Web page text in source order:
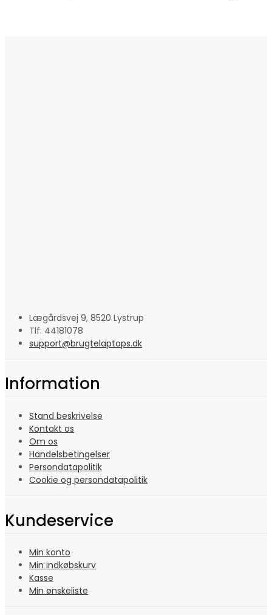
Lægårdsvej 9, 8520 Lystrup
Tlf: 44181078
support@brugtelaptops.dk
Information
Stand beskrivelse
Kontakt os
Om os
Handelsbetingelser
Persondatapolitik
Cookie og persondatapolitik
Kundeservice
Min konto
Min indkøbskurv
Kasse
Min ønskeliste